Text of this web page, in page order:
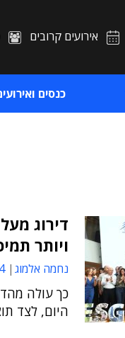
אירועים קרובים
כנסים
ויותר
נחמה אלמוג
כך עולה
היום, לצד